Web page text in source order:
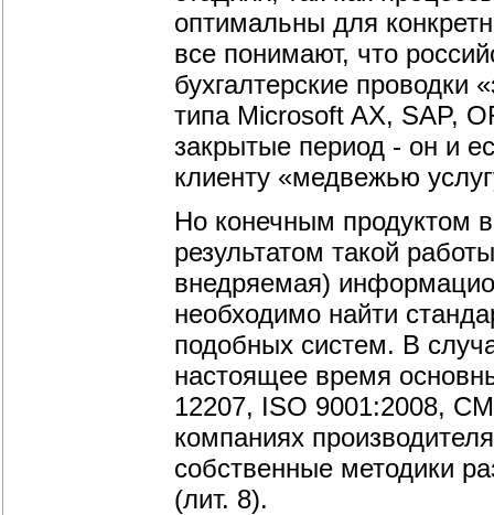
оптимальны для
все понимают, что
бухгалтерские
типа Microsoft AX, SAP,
закрытые период - он и
клиенту «медвежью
Но конечным продуктом
результатом такой
внедряемая)
необходимо найти
подобных систем. В
настоящее время
12207, ISO 9001:2008,
компаниях
собственные методики
(лит. 8).